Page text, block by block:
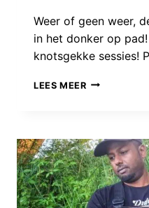
Weer of geen weer,
in het donker op
knotsgekke sessies!
LEES MEERSTRIJDEN
EEN
BIZARRE
ONTMOETING